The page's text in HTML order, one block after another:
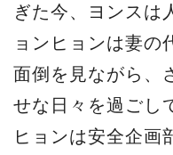
ぎた今、ヨンスは
ョンヒョンは妻の
面倒を見ながら、
せな日々を過ごし
ヒョンは安全企画